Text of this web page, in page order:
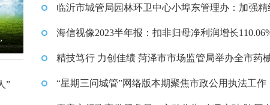
”
管理 景区安装便民绿化公示
牌
临沂市城管局园林环卫中心小埠东管理办：加强精
管理 景区安装便民绿化公示牌
海信视像2023半年报：扣非归母净利润增长
精技笃行 力创佳绩 菏泽市市场监管局举办全市药
执法办案技能竞赛决赛
“星期三问城管”网络版本期聚焦市政公用执法工作